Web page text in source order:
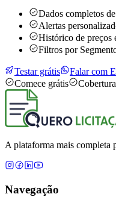
Dados completos
Alertas
Histórico de preços
Filtros por
Testar grátis
Falar com
Comece grátis
A plataforma mais completa
Navegação